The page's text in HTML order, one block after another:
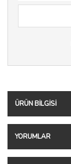
ÜRÜN BILGISI
YORUMLAR